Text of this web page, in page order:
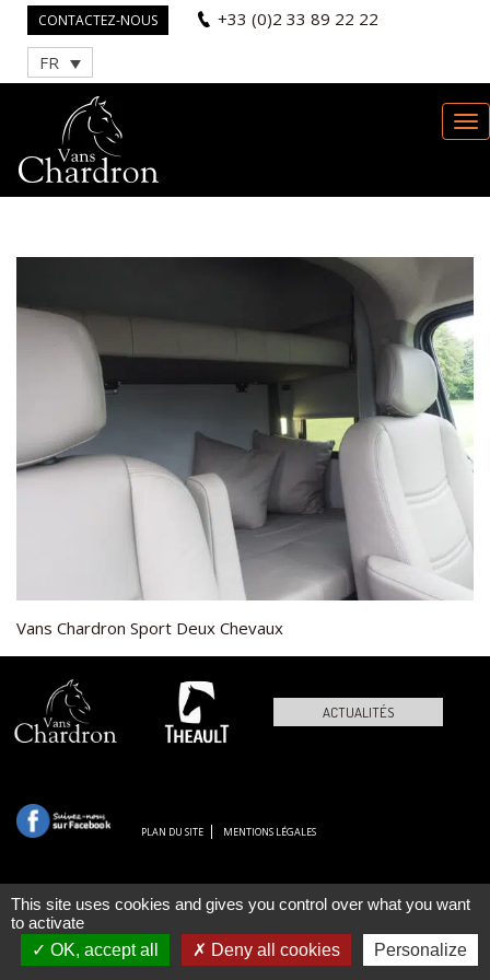
CONTACTEZ-NOUS +33 (0)2 33 89 22 22
FR
Vans Chardron Sport Deux Chevaux
ACTUALITÉS
PLAN DU SITE MENTIONS LÉGALES
This site uses cookies and gives you control over what you want
to activate
OK, accept all
Deny all cookies Personalize